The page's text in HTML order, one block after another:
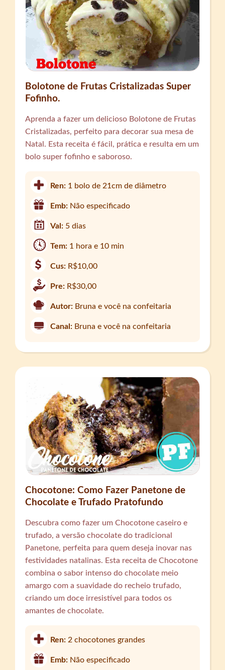
Bolotone de Frutas Cristalizadas Super
Fofinho.
Aprenda a fazer um delicioso Bolotone de Frutas
Cristalizadas, perfeito para decorar sua mesa de
Natal. Esta receita é fácil, prática e resulta em um
bolo super fofinho e saboroso.
Ren: 1 bolo de 21cm de diâmetro
Emb: Não especificado
Val: 5 dias
Tem: 1 hora e 10 min
Cus: R$10,00
Pre: R$30,00
Autor: Bruna e você na confeitaria
Canal: Bruna e você na confeitaria
Chocotone: Como Fazer Panetone de
Chocolate e Trufado Pratofundo
Descubra como fazer um Chocotone caseiro e
trufado, a versão chocolate do tradicional
Panetone, perfeita para quem deseja inovar nas
festividades natalinas. Esta receita de Chocotone
combina o sabor intenso do chocolate meio
amargo com a suavidade do recheio trufado,
criando um doce irresistível para todos os
amantes de chocolate.
Ren: 2 chocotones grandes
Emb: Não especificado